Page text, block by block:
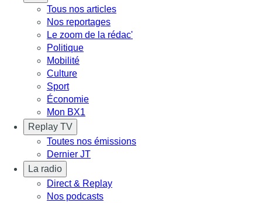
Tous nos articles
Nos reportages
Le zoom de la rédac'
Politique
Mobilité
Culture
Sport
Économie
Mon BX1
Replay TV
Toutes nos émissions
Dernier JT
La radio
Direct & Replay
Nos podcasts